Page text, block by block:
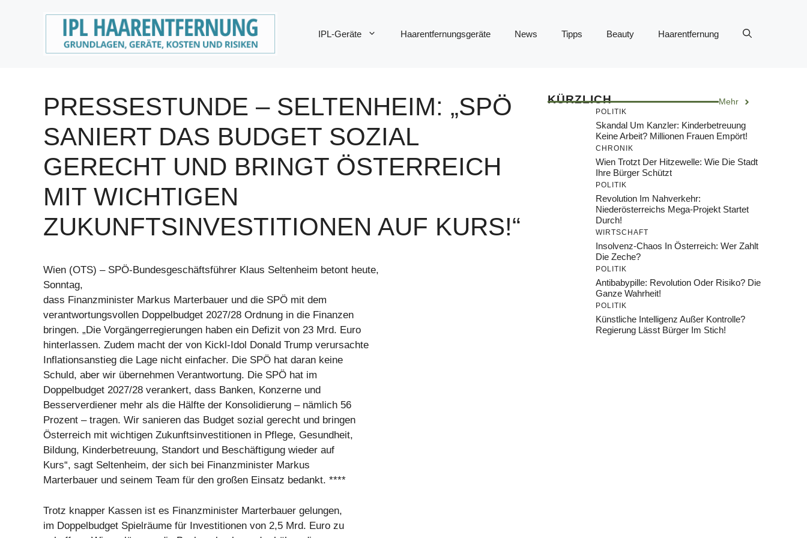
IPL-Geräte Haarentfernungsgeräte News Tipps Beauty Haarentfernung
PRESSESTUNDE – SELTENHEIM: „SPÖ
SANIERT DAS BUDGET SOZIAL
GERECHT UND BRINGT ÖSTERREICH
MIT WICHTIGEN
ZUKUNFTSINVESTITIONEN AUF KURS!“
Wien (OTS) – SPÖ-Bundesgeschäftsführer Klaus Seltenheim betont heute,
Sonntag,
dass Finanzminister Markus Marterbauer und die SPÖ mit dem
verantwortungsvollen Doppelbudget 2027/28 Ordnung in die Finanzen
bringen. „Die Vorgängerregierungen haben ein Defizit von 23 Mrd. Euro
hinterlassen. Zudem macht der von Kickl-Idol Donald Trump verursachte
Inflationsanstieg die Lage nicht einfacher. Die SPÖ hat daran keine
Schuld, aber wir übernehmen Verantwortung. Die SPÖ hat im
Doppelbudget 2027/28 verankert, dass Banken, Konzerne und
Besserverdiener mehr als die Hälfte der Konsolidierung – nämlich 56
Prozent – tragen. Wir sanieren das Budget sozial gerecht und bringen
Österreich mit wichtigen Zukunftsinvestitionen in Pflege, Gesundheit,
Bildung, Kinderbetreuung, Standort und Beschäftigung wieder auf
Kurs“, sagt Seltenheim, der sich bei Finanzminister Markus
Marterbauer und seinem Team für den großen Einsatz bedankt. ****
Trotz knapper Kassen ist es Finanzminister Marterbauer gelungen,
im Doppelbudget Spielräume für Investitionen von 2,5 Mrd. Euro zu
KÜRZLICH Mehr
POLITIK
Skandal Um Kanzler: Kinderbetreuung
Keine Arbeit? Millionen Frauen Empört!
CHRONIK
Wien Trotzt Der Hitzewelle: Wie Die Stadt
Ihre Bürger Schützt
POLITIK
Revolution Im Nahverkehr:
Niederösterreichs Mega-Projekt Startet
Durch!
WIRTSCHAFT
Insolvenz-Chaos In Österreich: Wer Zahlt
Die Zeche?
POLITIK
Antibabypille: Revolution Oder Risiko? Die
Ganze Wahrheit!
POLITIK
Künstliche Intelligenz Außer Kontrolle?
Regierung Lässt Bürger Im Stich!